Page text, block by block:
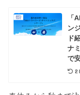
「
ン
ド
ナ
で